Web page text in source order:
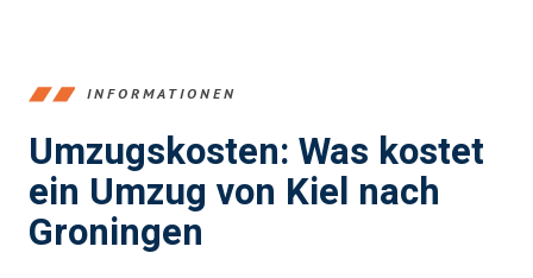
INFORMATIONEN
Umzugskosten: Was kostet
ein Umzug von Kiel nach
Groningen